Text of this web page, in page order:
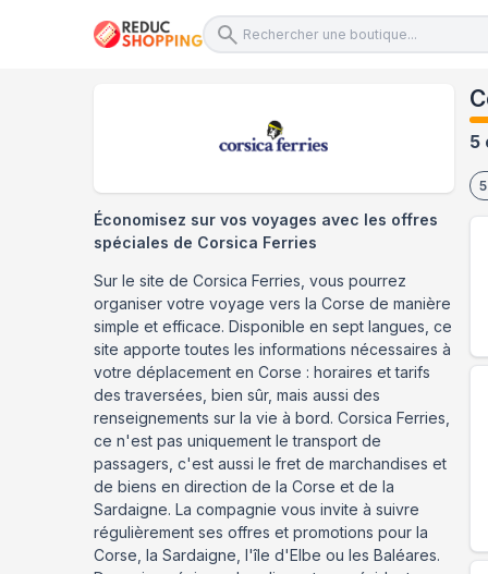
5
5
Économisez sur vos voyages avec les offres
spéciales de Corsica Ferries
Sur le site de Corsica Ferries, vous pourrez
organiser votre voyage vers la Corse de manière
simple et efficace. Disponible en sept langues, ce
site apporte toutes les informations nécessaires à
votre déplacement en Corse : horaires et tarifs
des traversées, bien sûr, mais aussi des
renseignements sur la vie à bord. Corsica Ferries,
ce n'est pas uniquement le transport de
passagers, c'est aussi le fret de marchandises et
de biens en direction de la Corse et de la
Sardaigne. La compagnie vous invite à suivre
régulièrement ses offres et promotions pour la
Corse, la Sardaigne, l'île d'Elbe ou les Baléares.